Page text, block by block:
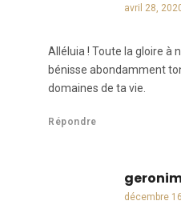
avril 28,
Alléluia ! Toute la gloire à
bénisse abondamment
domaines de ta vie.
Répondre
décembre